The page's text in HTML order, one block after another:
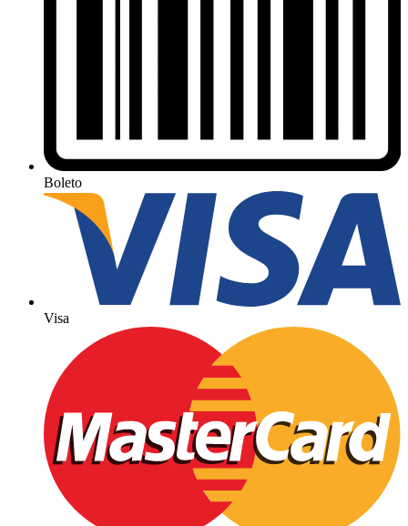
Boleto
Visa